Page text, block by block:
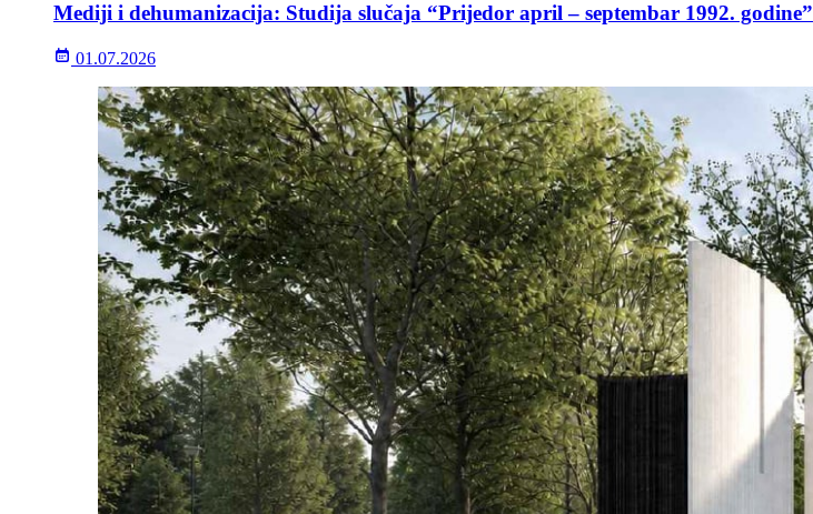
Mediji i dehumanizacija: Studija slučaja “Prijedor april – septembar 1992. godine”
01.07.2026